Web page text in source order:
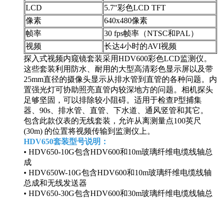
LCD
5.7"彩色LCD TFT
像素
640x480像素
帧率
30 fps帧率（NTSC和PAL）
视频
长达4小时的AVI视频
探入式视频内窥镜套装采用HDV600彩色LCD监测仪。
这些套装利用防水、耐用的大型高清彩色显示屏以及带
25mm直径的摄像头显示从排水管到直管的各种问题。内
置强光灯可协助照亮直管内较深地方的问题。相机探头
足够坚固，可以排除较小阻碍。适用于检查P型捕集
器、90s、排水管、直管、下水道、通风竖管和其它。
包含此款仪表的无线套装，允许从离测量点100英尺
(30m) 的位置将视频传输到监测仪上。
HDV650套装型号说明：
• HDV650-10G包含HDV600和10m玻璃纤维电缆线轴总
成
• HDV650W-10G包含HDV600和10m玻璃纤维电缆线轴
总成和无线发送器
• HDV650-30G包含HDV600和30m玻璃纤维电缆线轴总